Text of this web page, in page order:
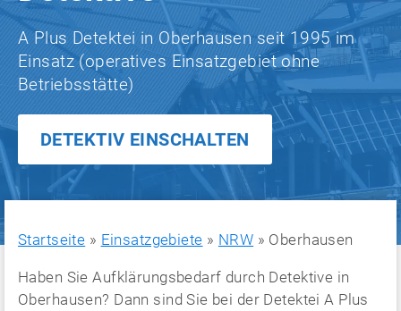
A Plus Detektei in Oberhausen seit 1995 im
Einsatz (operatives Einsatzgebiet ohne
Betriebsstätte)
DETEKTIV EINSCHALTEN
Startseite » Einsatzgebiete » NRW » Oberhausen
Haben Sie Aufklärungsbedarf durch Detektive in
Oberhausen? Dann sind Sie bei der Detektei A Plus